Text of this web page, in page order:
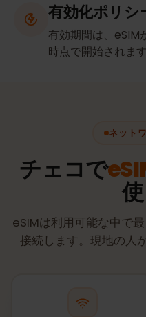
有効化ポリシ
有効期間は、eSIM
時点で開始されます
ネット
チェコで
eSIMは利用可能な中で
接続します。現地の人